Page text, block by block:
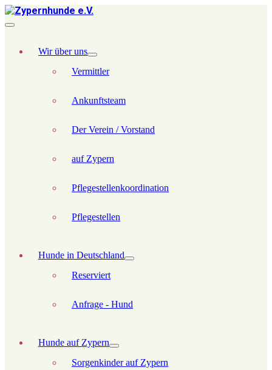
Wir über uns
Vermittler
Ankunftsteam
Der Verein / Vorstand
auf Zypern
Pflegestellenkoordination
Pflegestellen
Hunde in Deutschland
Reserviert
Anfrage - Hund
Hunde auf Zypern
Sorgenkinder auf Zypern